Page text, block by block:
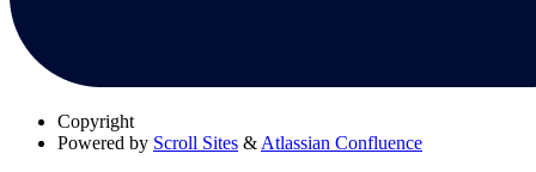
Copyright
Powered by Scroll Sites & Atlassian Confluence